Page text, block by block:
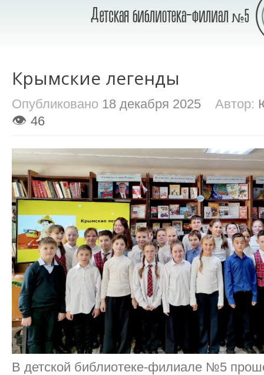
Крымские легенды
Опубликовано 18 декабря 2025 Автор:
👁 46
В детской библиотеке-филиале №5